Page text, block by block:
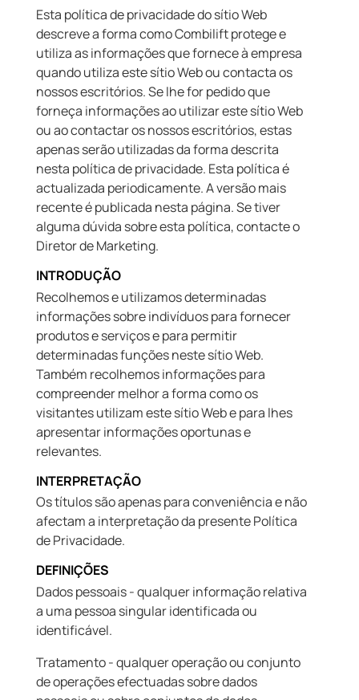
Esta política de privacidade do sítio Web
descreve a forma como Combilift protege e
utiliza as informações que fornece à empresa
quando utiliza este sítio Web ou contacta os
nossos escritórios. Se lhe for pedido que
forneça informações ao utilizar este sítio Web
ou ao contactar os nossos escritórios, estas
apenas serão utilizadas da forma descrita
nesta política de privacidade. Esta política é
actualizada periodicamente. A versão mais
recente é publicada nesta página. Se tiver
alguma dúvida sobre esta política, contacte o
Diretor de Marketing.
INTRODUÇÃO
Recolhemos e utilizamos determinadas
informações sobre indivíduos para fornecer
produtos e serviços e para permitir
determinadas funções neste sítio Web.
Também recolhemos informações para
compreender melhor a forma como os
visitantes utilizam este sítio Web e para lhes
apresentar informações oportunas e
relevantes.
INTERPRETAÇÃO
Os títulos são apenas para conveniência e não
afectam a interpretação da presente Política
de Privacidade.
DEFINIÇÕES
Dados pessoais - qualquer informação relativa
a uma pessoa singular identificada ou
identificável.
Tratamento - qualquer operação ou conjunto
de operações efectuadas sobre dados